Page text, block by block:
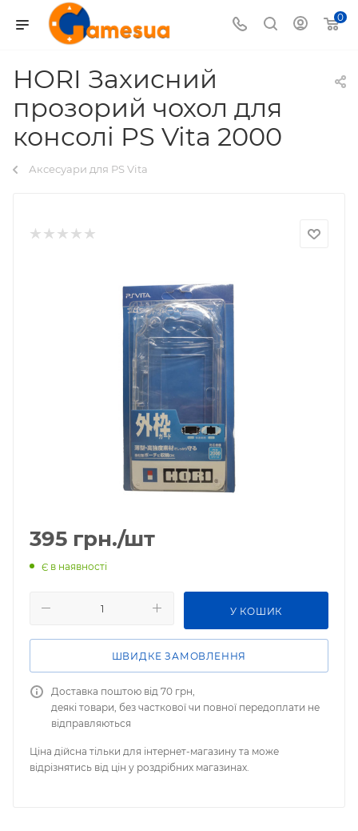
0
HORI Захисний
прозорий чохол для
консолі PS Vita 2000
Аксесуари для PS Vita
395 грн./шт
Є в наявності
У КОШИК
ШВИДКЕ ЗАМОВЛЕННЯ
Доставка поштою від 70 грн,
деякі товари, без часткової чи повної передоплати не
відправляються
Ціна дійсна тільки для інтернет-магазину та може
відрізнятись від цін у роздрібних магазинах.